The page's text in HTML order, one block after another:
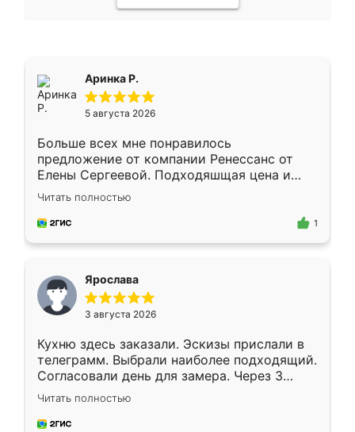
Аринка Р.
5 августа 2026
Больше всех мне понравилось
предложение от компании Ренессанс от
Елены Сергеевой. Подходяшщая цена и
короткие сроки изготовления. Приехавший
для замера сотрудник Владислав
предложил по моему эскизу самый
Читать полностью
1
Ярослава
3 августа 2026
Кухню здесь заказали. Эскизы прислали в
телеграмм. Выбрали наиболее подходящий.
Согласовали день для замера. Через 3
недели кухня была уже готова. Остались
довольны работой. Спасибо Ренессанс
мебель за качественную работу!
Читать полностью